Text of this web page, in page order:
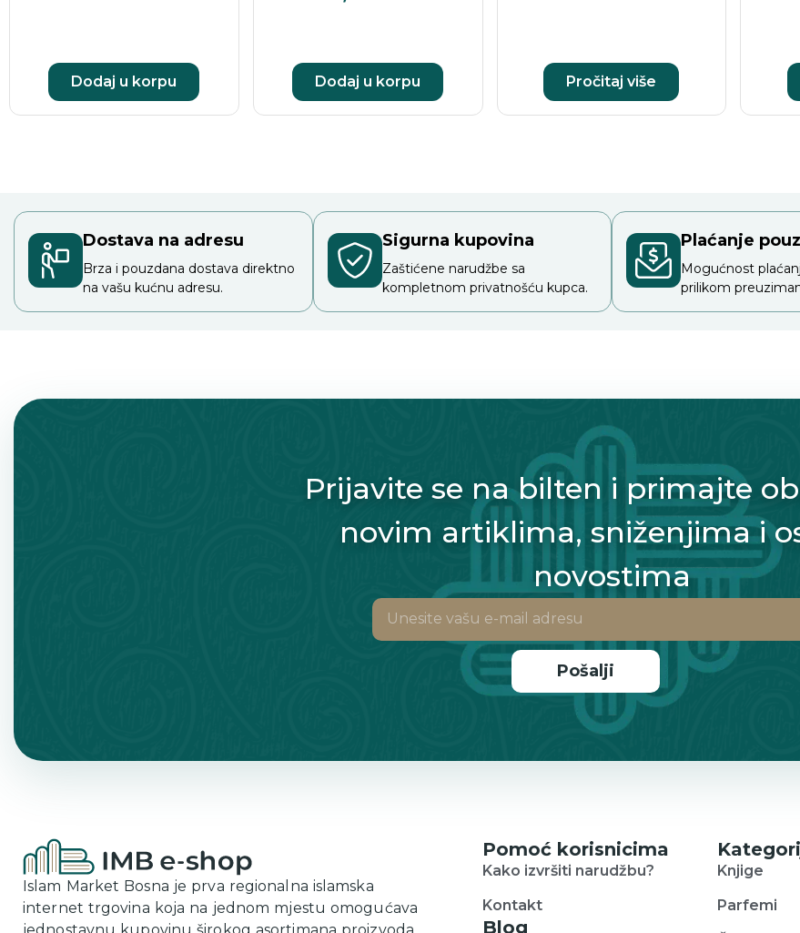
Dodaj u korpu Dodaj u korpu Pročitaj više
Dostava na adresu
Brza i pouzdana dostava direktno
na vašu kućnu adresu.
Sigurna kupovina
Zaštićene narudžbe sa
kompletnom privatnošću kupca.
Plaćanje
Mogućnost
prilikom
Prijavite se na bilten i primajte
novim artiklima, sniženjima i
novostima
Pošalji
Islam Market Bosna je prva regionalna islamska
internet trgovina koja na jednom mjestu omogućava
Pomoć korisnicima
Kako izvršiti narudžbu?
Kontakt
Blog
Knjige
Parfemi